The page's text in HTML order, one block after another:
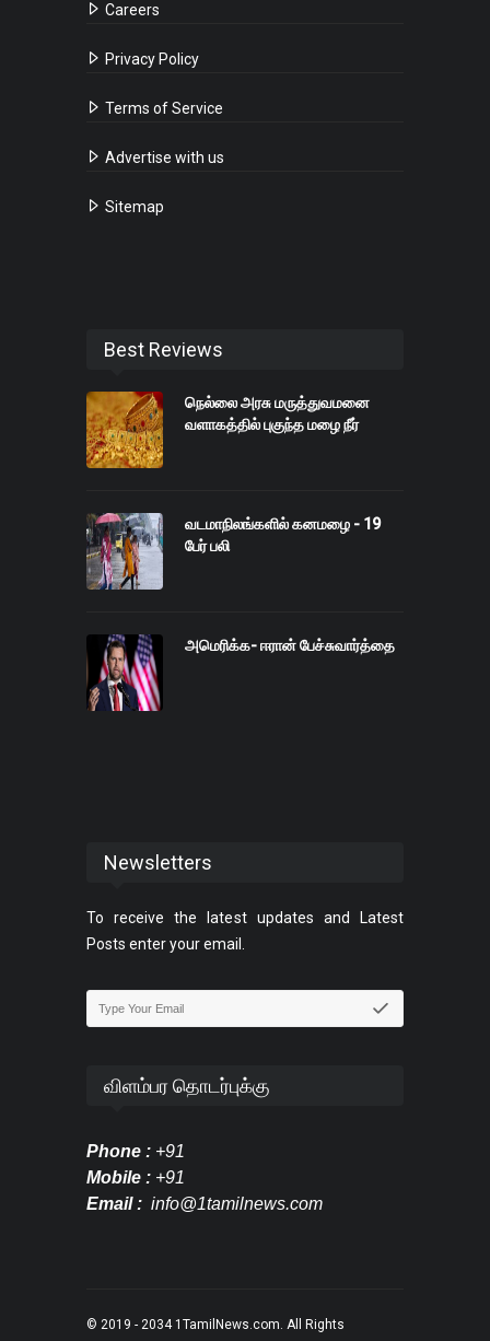
Careers
Privacy Policy
Terms of Service
Advertise with us
Sitemap
Best Reviews
நெல்லை அரசு மருத்துவமனை
வளாகத்தில் புகுந்த மழை நீர்
வடமாநிலங்களில் கனமழை - 19
பேர் பலி
அமெரிக்க- ஈரான் பேச்சுவார்த்தை
Newsletters
To receive the latest updates and Latest
Posts enter your email.
விளம்பர தொடர்புக்கு
Phone : +91
Mobile : +91
Email : info@1tamilnews.com
© 2019 - 2034 1TamilNews.com. All Rights